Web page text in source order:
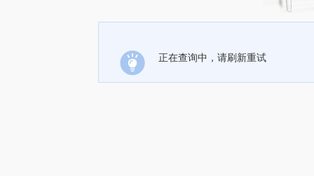
正在查询中，请刷新重试